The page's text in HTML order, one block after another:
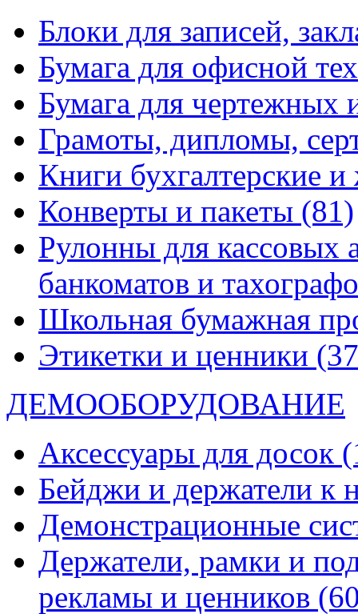
Блоки для записей,
Бумага для офисной
Бумага для чертежных
Грамоты, дипломы,
Книги бухгалтерские
Конверты и пакеты (81)
Рулонны для кассовых
банкоматов и
Школьная бумажная
Этикетки и ценники
ДЕМООБОРУДОВАНИЕ
Аксессуары для досок
Бейджи и держатели к
Демонстрационные
Держатели, рамки и
рекламы и ценников